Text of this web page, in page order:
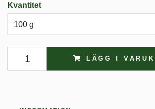
Kvantitet
100 g
LÄGG I